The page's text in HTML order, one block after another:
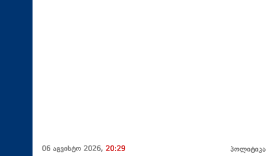
06 აგვისტო 2026, 20:29 პოლიტიკა